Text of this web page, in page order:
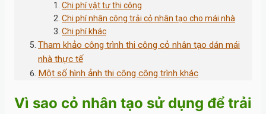
Chi phí vật tư thi công
Chi phí nhân công trải cỏ nhân tạo cho mái nhà
Chi phí khác
Tham khảo công trình thi công cỏ nhân tạo dán mái
nhà thực tế
Một số hình ảnh thi công công trình khác
Vì sao cỏ nhân tạo sử dụng để trải